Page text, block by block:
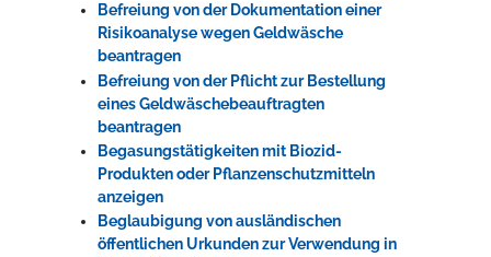
Befreiung von der Dokumentation einer
Risikoanalyse wegen Geldwäsche
beantragen
Befreiung von der Pflicht zur Bestellung
eines Geldwäschebeauftragten
beantragen
Begasungstätigkeiten mit Biozid-
Produkten oder Pflanzenschutzmitteln
anzeigen
Beglaubigung von ausländischen
öffentlichen Urkunden zur Verwendung in